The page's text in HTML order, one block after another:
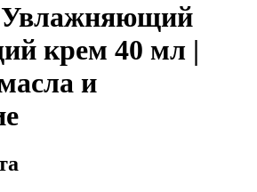
крем 40 мл |
и